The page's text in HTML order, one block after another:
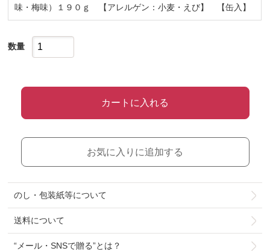
味・梅味）１９０ｇ 【アレルゲン：小麦・えび】 【缶入】
数量
カートに入れる
お気に入りに追加する
のし・包装紙等について
送料について
“メール・SNSで贈る”とは？